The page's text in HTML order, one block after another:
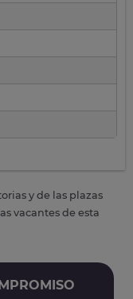
y de las plazas
vacantes de esta